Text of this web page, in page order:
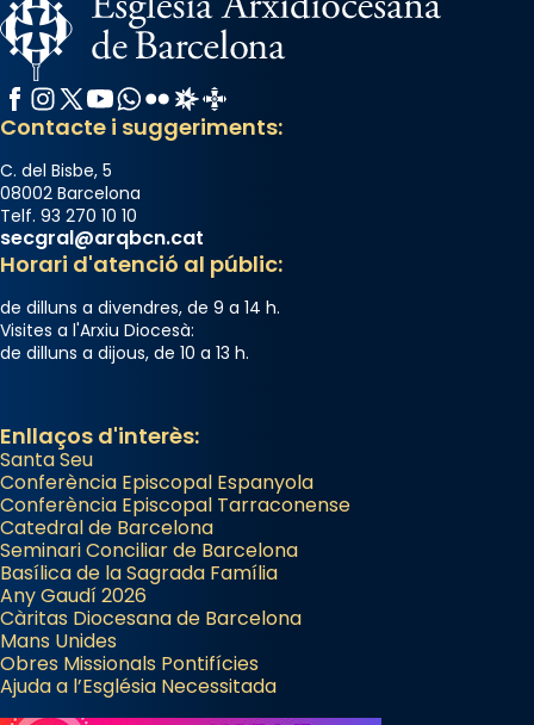
Santes a Mataró»🥵.
Photo
View on Facebook Share
Facebook
Instagram
X / Twitter
YouTube
WhatsApp
FlickrRadio Estel
Catalunya Cristiana
Contacte i suggeriments:
C. del Bisbe, 5
08002 Barcelona
Telf. 93 270 10 10
secgral@arqbcn.cat
Horari d'atenció al públic:
de dilluns a divendres, de 9 a 14 h.
Visites a l'Arxiu Diocesà:
de dilluns a dijous, de 10 a 13 h.
Enllaços d'interès:
Santa Seu
Conferència Episcopal Espanyola
Conferència Episcopal Tarraconense
Catedral de Barcelona
Seminari Conciliar de Barcelona
Basílica de la Sagrada Família
Any Gaudí 2026
Càritas Diocesana de Barcelona
Mans Unides
Obres Missionals Pontifícies
Ajuda a l’Església Necessitada